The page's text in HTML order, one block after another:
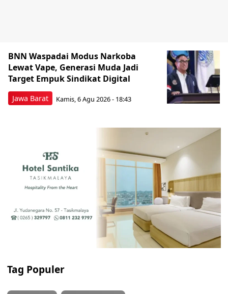
Jawa Barat
BNN Waspadai Modus Narkoba
Lewat Vape, Generasi Muda Jadi
Target Empuk Sindikat Digital
Kamis, 6 Agu 2026 - 18:43
Tag Populer